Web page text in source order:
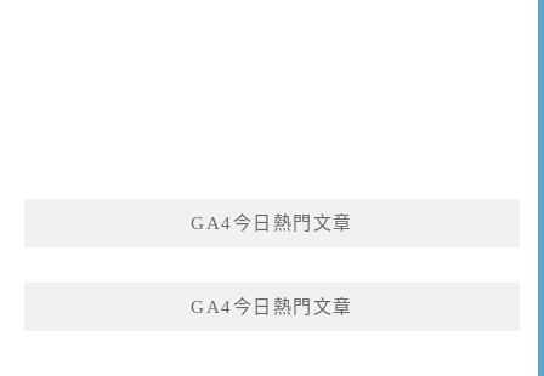
GA4今日熱門文章
GA4今日熱門文章